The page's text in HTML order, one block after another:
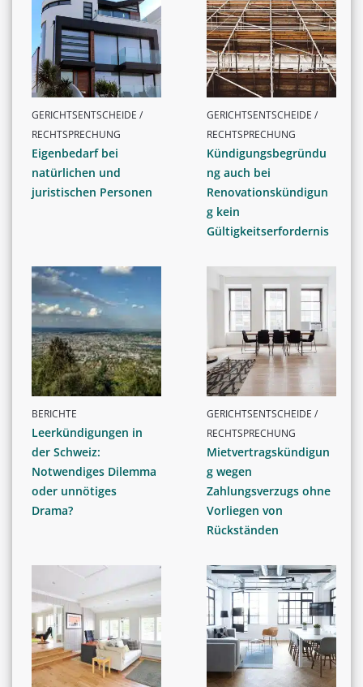
GERICHTSENTSCHEIDE /
RECHTSPRECHUNG
Eigenbedarf bei
natürlichen und
juristischen Personen
GERICHTSENTSCHEIDE /
RECHTSPRECHUNG
Kündigungsbegründu
ng auch bei
Renovationskündigun
g kein
Gültigkeitserfordernis
BERICHTE
Leerkündigungen in
der Schweiz:
Notwendiges Dilemma
oder unnötiges
Drama?
GERICHTSENTSCHEIDE /
RECHTSPRECHUNG
Mietvertragskündigun
g wegen
Zahlungsverzugs ohne
Vorliegen von
Rückständen